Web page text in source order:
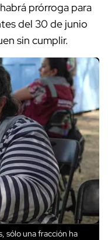
prórroga para
del 30 de junio
sin cumplir.
sólo una fracción ha